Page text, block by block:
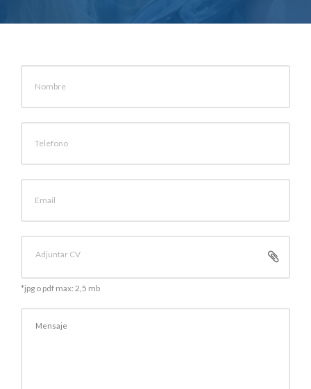
Nombre
Telefono
Email
Adjuntar CV
*jpg o pdf max: 2,5 mb